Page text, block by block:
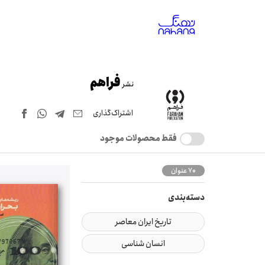
نشرفراهم
اشتراک‌گذاری
فقط محصولات موجود
70 عنوان
دسته‌بندی
تاریخ ایران معاصر
انسان شناسی